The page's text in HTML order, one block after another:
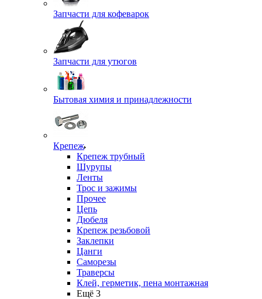
Запчасти для кофеварок
Запчасти для утюгов
Бытовая химия и принадлежности
Крепеж
Крепеж трубный
Шурупы
Ленты
Трос и зажимы
Прочее
Цепь
Дюбеля
Крепеж резьбовой
Заклепки
Цанги
Саморезы
Траверсы
Клей, герметик, пена монтажная
Ещё 3